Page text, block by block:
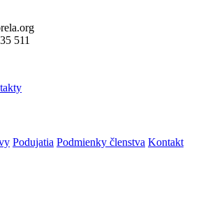
511
Podujatia Podmienky členstva Kontakt